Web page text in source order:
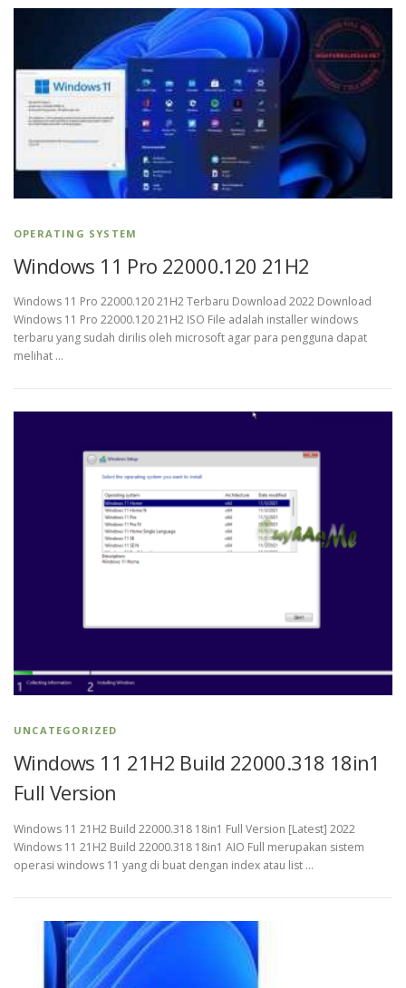
OPERATING SYSTEM
Windows 11 Pro 22000.120 21H2
Windows 11 Pro 22000.120 21H2 Terbaru Download 2022 Download
Windows 11 Pro 22000.120 21H2 ISO File adalah installer windows
terbaru yang sudah dirilis oleh microsoft agar para pengguna dapat
melihat …
UNCATEGORIZED
Windows 11 21H2 Build 22000.318 18in1
Full Version
Windows 11 21H2 Build 22000.318 18in1 Full Version [Latest] 2022
Windows 11 21H2 Build 22000.318 18in1 AIO Full merupakan sistem
operasi windows 11 yang di buat dengan index atau list …